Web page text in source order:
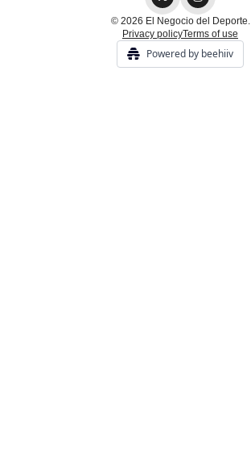
© 2026 El Negocio del Deporte.
Privacy policyTerms of use
Powered by beehiiv